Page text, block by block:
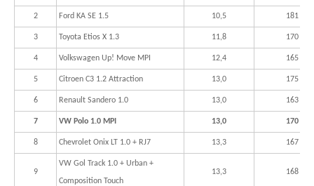
2 Ford KA SE 1.5 10,5 181
3 Toyota Etios X 1.3 11,8 170
4 Volkswagen Up! Move MPI 12,4 165
5 Citroen C3 1.2 Attraction 13,0 175
6 Renault Sandero 1.0 13,0 163
7 VW Polo 1.0 MPI 13,0 170
8 Chevrolet Onix LT 1.0 + RJ7 13,3 167
9
VW Gol Track 1.0 + Urban +
Composition Touch
13,3 168